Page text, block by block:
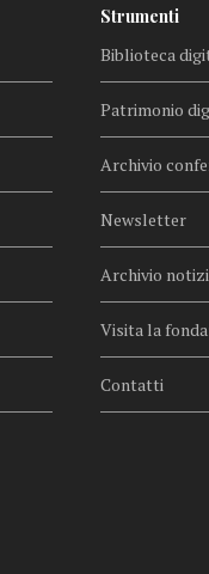
Strumenti
Biblioteca
Patrimonio
Archivio
Newsletter
Archivio
Visita la
Contatti